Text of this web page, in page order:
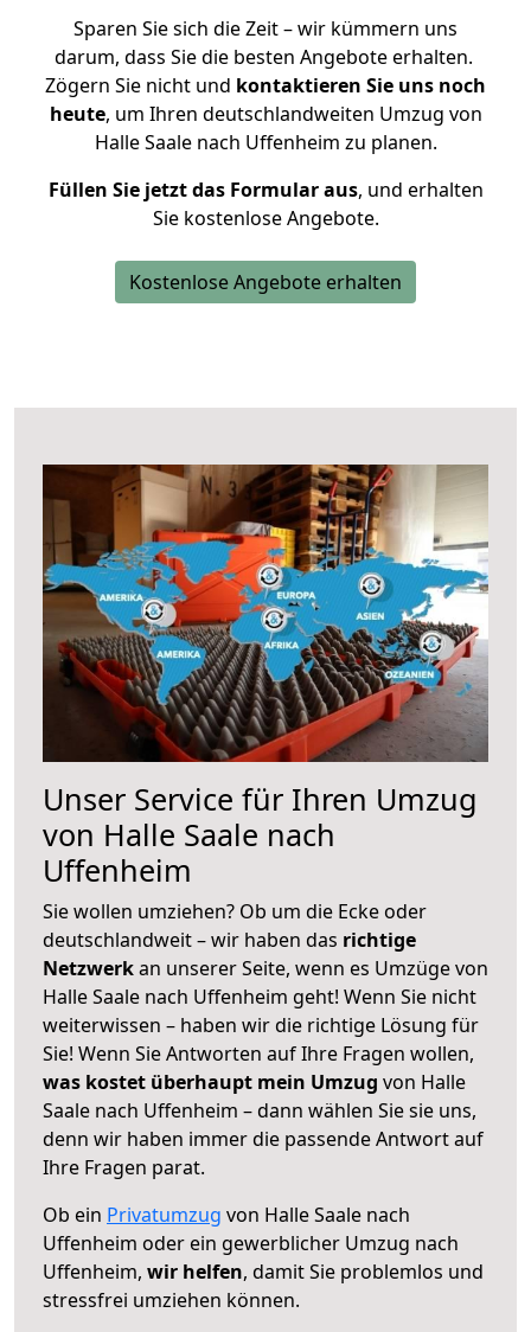
Sparen Sie sich die Zeit – wir kümmern uns
darum, dass Sie die besten Angebote erhalten.
Zögern Sie nicht und kontaktieren Sie uns noch
heute, um Ihren deutschlandweiten Umzug von
Halle Saale nach Uffenheim zu planen.
Füllen Sie jetzt das Formular aus, und erhalten
Sie kostenlose Angebote.
Kostenlose Angebote erhalten
Unser Service für Ihren Umzug
von Halle Saale nach
Uffenheim
Sie wollen umziehen? Ob um die Ecke oder
deutschlandweit – wir haben das richtige
Netzwerkan unserer Seite, wenn es Umzüge von
Halle Saale nach Uffenheim geht! Wenn Sie nicht
weiterwissen – haben wir die richtige Lösung für
Sie! Wenn Sie Antworten auf Ihre Fragen wollen,
was kostet überhaupt mein Umzug von Halle
Saale nach Uffenheim – dann wählen Sie sie uns,
denn wir haben immer die passende Antwort auf
Ihre Fragen parat.
Ob ein Privatumzug von Halle Saale nach
Uffenheim oder ein gewerblicher Umzug nach
Uffenheim, wir helfen, damit Sie problemlos und
stressfrei umziehen können.